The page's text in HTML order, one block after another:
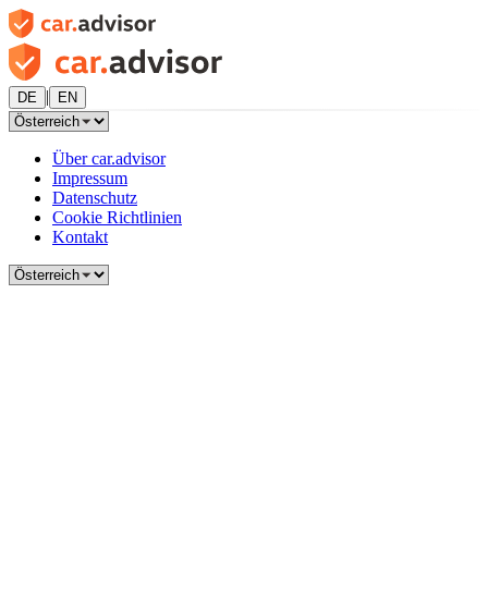
DE | EN
Über car.advisor
Impressum
Datenschutz
Cookie Richtlinien
Kontakt